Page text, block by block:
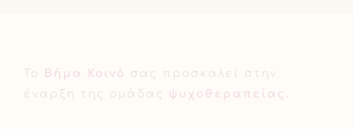
Το Βήμα Κοινό
σας προσκαλεί στην
έναρξη της ομάδας
ψυχοθεραπείας.